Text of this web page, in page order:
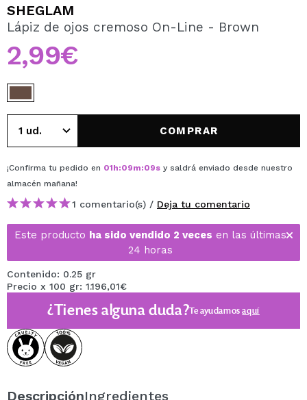
Al crear una cuenta en Maquillalia.com podrás realizar
tus compras rápidamente, revisar el estado de tus
pedidos y consultar tus operaciones anteriores.
SHEGLAM
Lápiz de ojos cremoso On-Line - Brown
2,99€
COMPRAR
¡Confirma tu pedido en 01h:09m:09s y saldrá enviado desde nuestro
almacén mañana!
1 comentario(s) / Deja tu comentario
Este producto ha sido vendido 2 veces en las últimas
24 horas
Contenido: 0.25 gr
Precio x 100 gr: 1.196,01€
¿Tienes alguna duda?Te ayudamosaquí
DescripciónIngredientes